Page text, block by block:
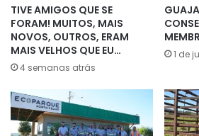
TIVE AMIGOS QUE SE
FORAM! MUITOS, MAIS
NOVOS, OUTROS, ERAM
MAIS VELHOS QUE EU…
4 semanas atrás
1 de